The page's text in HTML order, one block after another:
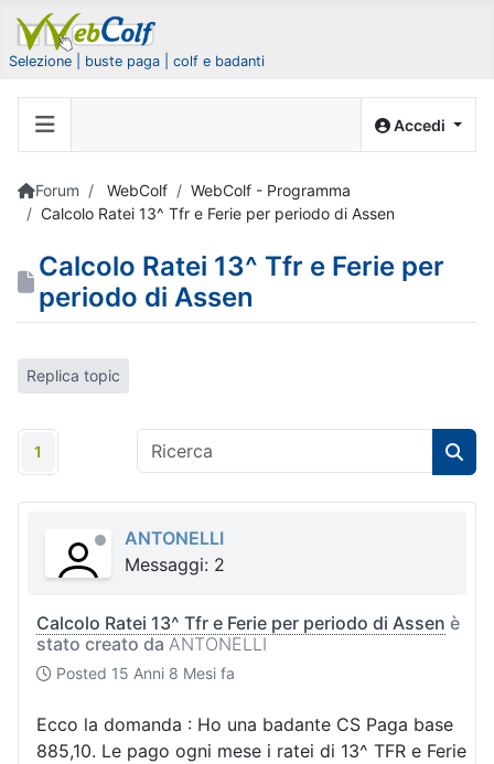
Selezione | buste paga | colf e badanti
Accedi
Forum WebColf
WebColf - Programma
Calcolo Ratei 13^ Tfr e Ferie per periodo di Assen
Calcolo Ratei 13^ Tfr e Ferie per
periodo di Assen
Replica topic
1
ANTONELLI
Messaggi: 2
Calcolo Ratei 13^ Tfr e Ferie per periodo di Assen è
stato creato da ANTONELLI
Posted 15 Anni 8 Mesi fa
Ecco la domanda : Ho una badante CS Paga base
885,10. Le pago ogni mese i ratei di 13^ TFR e Ferie